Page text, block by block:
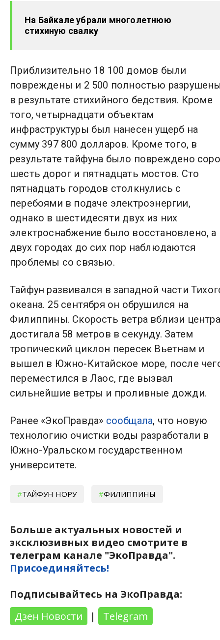
На Байкале убрали многолетнюю
стихиную свалку
Приблизительно 18 100 домов были
повреждены и 2 500 полностью
в результате стихийного бедствия. Кроме
того, четырнадцати объектам
инфраструктуры был нанесен ущерб на
сумму 397 800 долларов. Кроме того, в
результате тайфуна было повреждено
шесть дорог и пятнадцать мостов. Сто
пятнадцать городов столкнулись с
перебоями в подаче электроэнергии,
однако в шестидесяти двух из них
электроснабжение было восстановлено, а
двух городах до сих пор наблюдаются
проблемы со связью.
Тайфун развивался в западной части
океана. 25 сентября он обрушился на
Филиппины. Скорость ветра вблизи центра
достигала 58 метров в секунду. Затем
тропический циклон пересек Вьетнам и
вышел в Южно-Китайское море, после
переместился в Лаос, где вызвал
сильнейшие ветры и проливные дожди.
Ранее «ЭкоПравда» сообщала, что новую
технологию очистки воды разработали в
Южно-Уральском государственном
университете.
ТАЙФУН НОРУ ФИЛИППИНЫ
Больше актуальных новостей и
эксклюзивных видео смотрите в
телеграм канале "ЭкоПравда".
Присоединяйтесь!
Подписывайтесь на ЭкоПравда:
Дзен Новости
| Telegram